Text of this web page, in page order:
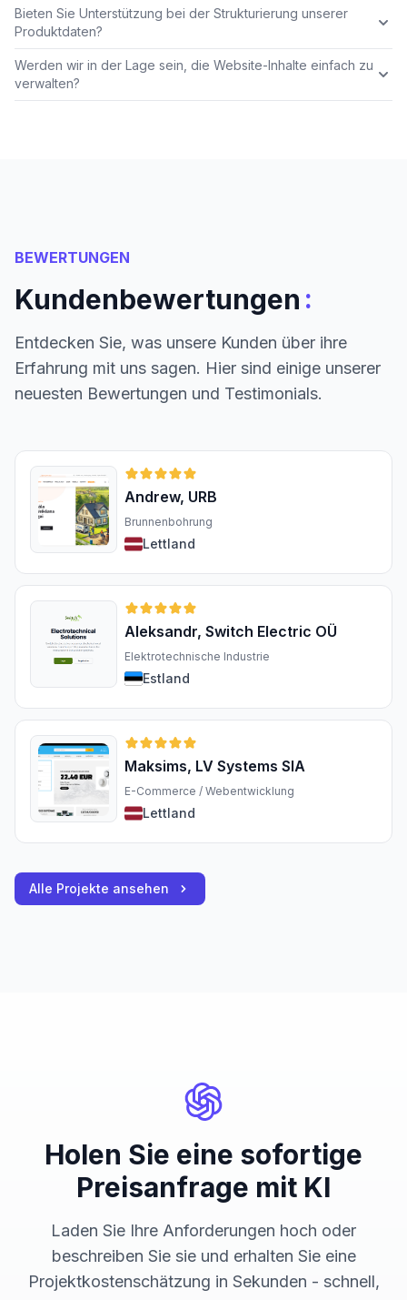
Bieten Sie Unterstützung bei der Strukturierung unserer
Produktdaten?
Werden wir in der Lage sein, die Website-Inhalte einfach zu
verwalten?
BEWERTUNGEN
Kundenbewertungen :
Entdecken Sie, was unsere Kunden über ihre
Erfahrung mit uns sagen. Hier sind einige unserer
neuesten Bewertungen und Testimonials.
Andrew, URB
Brunnenbohrung
Lettland
Aleksandr, Switch Electric OÜ
Elektrotechnische Industrie
Estland
Maksims, LV Systems SIA
E-Commerce / Webentwicklung
Lettland
Alle Projekte ansehen
Holen Sie eine sofortige
Preisanfrage mit KI
Laden Sie Ihre Anforderungen hoch oder
beschreiben Sie sie und erhalten Sie eine
Projektkostenschätzung in Sekunden - schnell,